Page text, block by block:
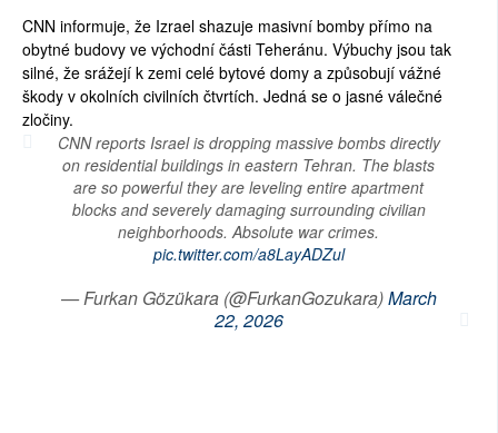
CNN informuje, že Izrael shazuje masivní bomby přímo na
obytné budovy ve východní části Teheránu. Výbuchy jsou tak
silné, že srážejí k zemi celé bytové domy a způsobují vážné
škody v okolních civilních čtvrtích. Jedná se o jasné válečné
zločiny.
CNN reports Israel is dropping massive bombs directly
on residential buildings in eastern Tehran. The blasts
are so powerful they are leveling entire apartment
blocks and severely damaging surrounding civilian
neighborhoods. Absolute war crimes.
pic.twitter.com/a8LayADZul
— Furkan Gözükara (@FurkanGozukara)March
22, 2026